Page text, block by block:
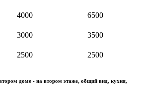
4000
6500
3000
3500
2500 2500
доме - на втором этаже, общий вид, кухня,